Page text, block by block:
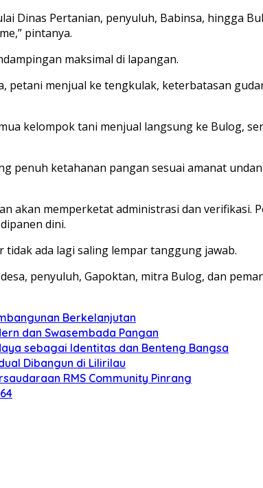
Dinas Pertanian, penyuluh, Babinsa, hingga
pintanya.
maksimal di lapangan.
menjual ke tengkulak, keterbatasan
kelompok tani menjual langsung ke Bulog,
penuh ketahanan pangan sesuai amanat
akan memperketat administrasi dan verifikasi.
dini.
ada lagi saling lempar tanggung jawab.
penyuluh, Gapoktan, mitra Bulog, dan
Berkelanjutan
dan Swasembada Pangan
sebagai Identitas dan Benteng Bangsa
Dibangun di Lilirilau
RMS Community Pinrang